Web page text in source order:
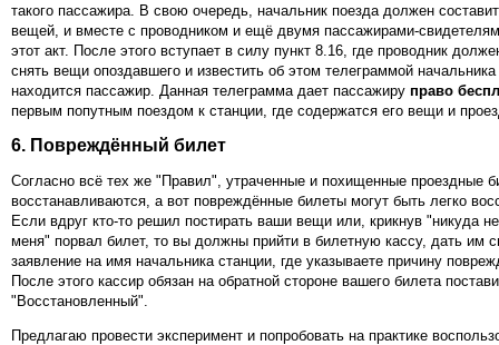
такого пассажира. В свою очередь, начальник поезда должен
вещей, и вместе с проводником и ещё двумя пассажирами-
этот акт. После этого вступает в силу пункт 8.16, где проводник
снять вещи опоздавшего и известить об этом телеграммой начальника
находится пассажир. Данная телеграмма дает пассажиру право
первым попутным поездом к станции, где содержатся его вещи и
6. Повреждённый билет
Согласно всё тех же "Правил", утраченные и похищенные проездные
восстанавливаются, а вот повреждённые билеты могут быть легко
Если вдруг кто-то решил постирать ваши вещи или, крикнув "никуда
меня" порвал билет, то вы должны прийти в билетную кассу, дать им
заявление на имя начальника станции, где указываете причину
После этого кассир обязан на обратной стороне вашего билета
"Восстановленный".
Предлагаю провести эксперимент и попробовать на практике